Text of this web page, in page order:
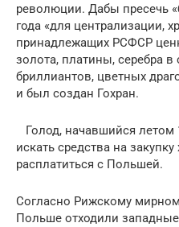
революции. Дабы пресечь
года «для централизации,
принадлежащих РСФСР
золота, платины, серебра в
бриллиантов, цветных
и был создан Гохран.
Голод, начавшийся летом
искать средства на
расплатиться с Польшей.
Согласно Рижскому
Польше отходили